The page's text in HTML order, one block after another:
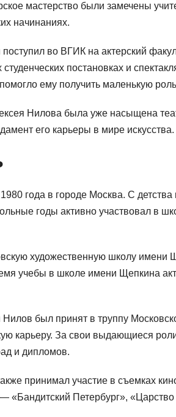
мастерство были замечены
начинаниях.
во ВГИК на актерский
постановках и
ему получить маленькую
Нилова была уже насыщена
его карьеры в мире искусства.
года в городе Москва. С детства
годы активно участвовал в
художественную школу имени
учебы в школе имени Щепкина
был принят в труппу
карьеру. За свои выдающиеся
и дипломов.
принимал участие в съемках
«Бандитский Петербург»,